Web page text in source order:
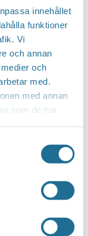
innehållet
funktioner
Vi
och annan
och
med.
med annan
som de har